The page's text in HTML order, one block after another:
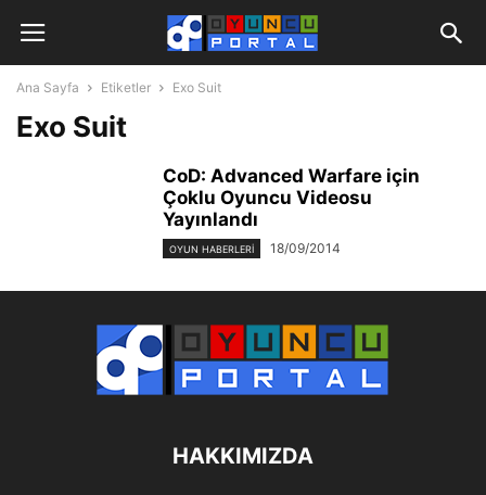
Ana Sayfa Etiketler Exo Suit
Exo Suit
CoD: Advanced Warfare için
Çoklu Oyuncu Videosu
Yayınlandı
OYUN HABERLERI 18/09/2014
HAKKIMIZDA